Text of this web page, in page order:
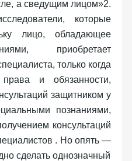
а сведущим лицом»2.
которые
лицо, обладающее
приобретает
только когда
и обязанности,
защитником у
познаниями,
консультаций
. Но опять —
сделать однозначный